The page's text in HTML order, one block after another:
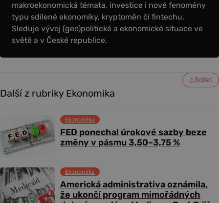
makroekonomická témata, investice i nové fenomény
typu sdílené ekonomiky, kryptoměn či fintechu.
Sleduje vývoj (geo)politické a ekonomické situace ve
světě a v České republice.
Sdílet
Další z rubriky Ekonomika
FED ponechal úrokové sazby beze
změny v pásmu 3,50–3,75 %
Ekonomika
Americká administrativa oznámila,
že ukončí program mimořádných
Ekonomika